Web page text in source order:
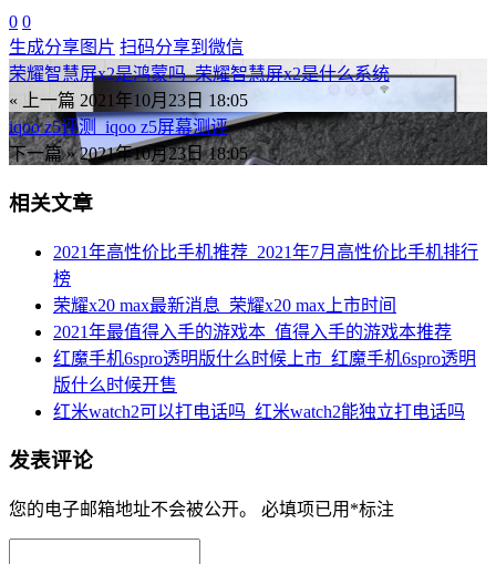
0 0
生成分享图片 扫码分享到微信
荣耀智慧屏x2是鸿蒙吗_荣耀智慧屏x2是什么系统
« 上一篇 2021年10月23日 18:05
iqoo z5评测_iqoo z5屏幕测评
下一篇 » 2021年10月23日 18:05
相关文章
2021年高性价比手机推荐_2021年7月高性价比手机排行
榜
荣耀x20 max最新消息_荣耀x20 max上市时间
2021年最值得入手的游戏本_值得入手的游戏本推荐
红魔手机6spro透明版什么时候上市_红魔手机6spro透明
版什么时候开售
红米watch2可以打电话吗_红米watch2能独立打电话吗
发表评论
您的电子邮箱地址不会被公开。 必填项已用 *标注